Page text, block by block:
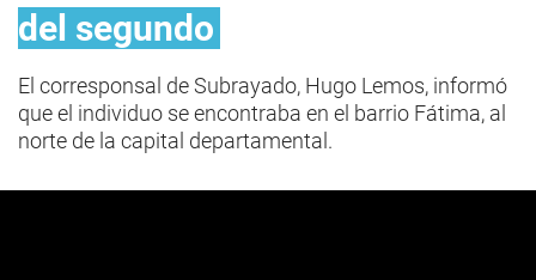
del segundo
El corresponsal de Subrayado, Hugo Lemos, informó
que el individuo se encontraba en el barrio Fátima, al
norte de la capital departamental.